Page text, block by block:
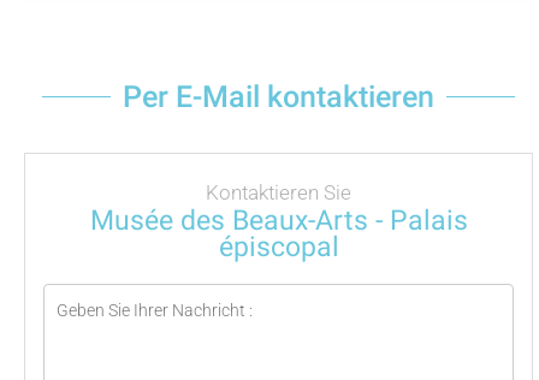
Per E-Mail kontaktieren
Kontaktieren Sie
Musée des Beaux-Arts - Palais
épiscopal